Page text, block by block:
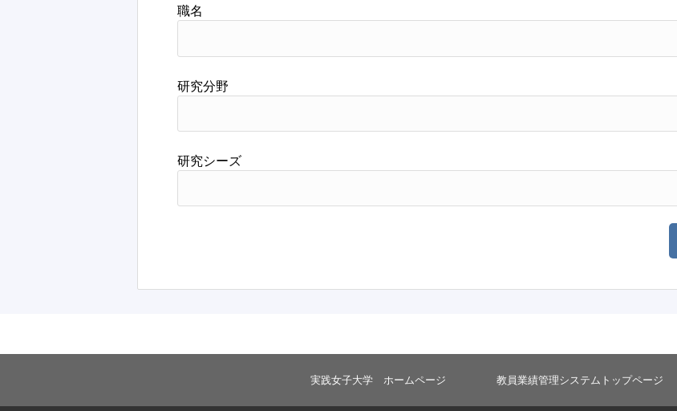
職名
研究分野
研究シーズ
実践女子大学 ホームページ 教員業績管理システムトップページ